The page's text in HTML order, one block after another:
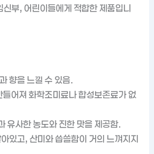
부, 어린이들에게 적합한 제품입니
향을 느낄 수 있음.
어져 화학조미료나 합성보존료가 없
유사한 농도와 진한 맛을 제공함.
있고, 산미와 씁쓸함이 거의 느껴지지